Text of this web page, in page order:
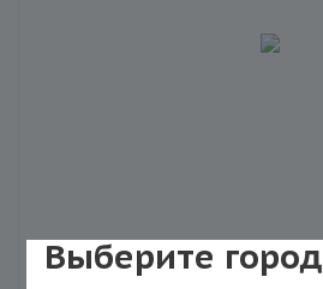
Выберите город